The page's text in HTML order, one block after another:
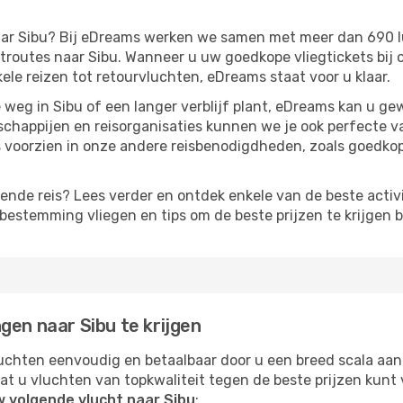
Sibu? Bij eDreams werken we samen met meer dan
naar Sibu. Wanneer u uw goedkope vliegtickets bij
reizen tot retourvluchten, eDreams staat voor u klaar.
in Sibu of een langer verblijf plant, eDreams kan u
en reisorganisaties kunnen we je ook perfecte
in onze andere reisbenodigdheden, zoals
reis? Lees verder en ontdek enkele van de beste
vliegen en tips om de beste prijzen te krijgen
naar Sibu te krijgen
eenvoudig en betaalbaar door u een breed scala
u vluchten van topkwaliteit tegen de beste prijzen kunt